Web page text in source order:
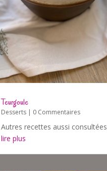
Teurgoule
Desserts| 0 Commentaires
Autres recettes aussi consultées
lire plus